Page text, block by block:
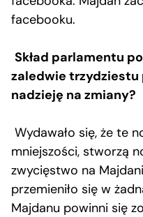
facebooku.
Skład parlamentu
zaledwie trzydziestu
nadzieję na zmiany?
Wydawało się, że te
mniejszości, stworzą
zwycięstwo na
przemieniło się w
Majdanu powinni się